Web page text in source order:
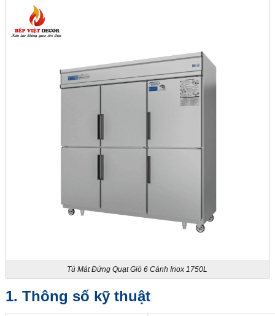
Tủ Mát Đứng Quạt Gió 6 Cánh Inox 1750L
1. Thông số kỹ thuật